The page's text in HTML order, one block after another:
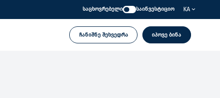
საცხოვრებელი საინვესტიციო KA
ჩანიშნე შეხვედრა იპოვე ბინა